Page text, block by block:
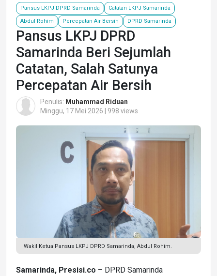
Pansus LKPJ DPRD Samarinda Catatan LKPJ Samarinda
Abdul Rohim Percepatan Air Bersih DPRD Samarinda
Pansus LKPJ DPRD
Samarinda Beri Sejumlah
Catatan, Salah Satunya
Percepatan Air Bersih
Penulis: Muhammad Riduan
Minggu, 17 Mei 2026 | 998 views
Wakil Ketua Pansus LKPJ DPRD Samarinda, Abdul Rohim.
Samarinda, Presisi.co – DPRD Samarinda